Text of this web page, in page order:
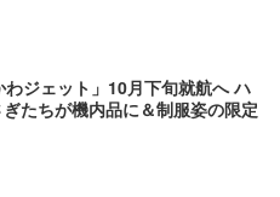
ジェット」10月下旬就航へ ハ
たちが機内品に＆制服姿の限定